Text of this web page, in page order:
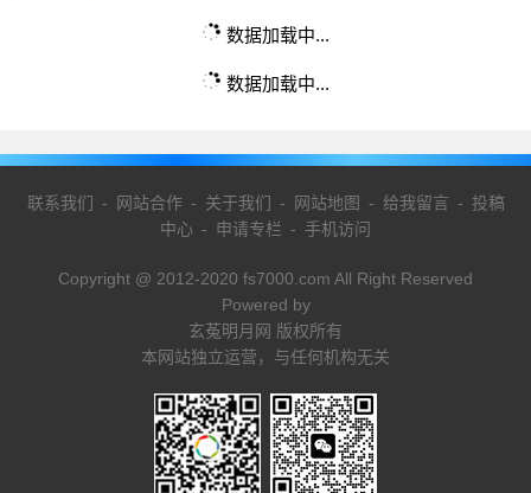
数据加载中...
数据加载中...
联系我们 - 网站合作- 关于我们 - 网站地图 - 给我留言 - 投稿
中心 - 申请专栏 - 手机访问
Copyright @ 2012-2020 fs7000.com All Right Reserved
Powered by
玄菟明月网 版权所有
本网站独立运营，与任何机构无关